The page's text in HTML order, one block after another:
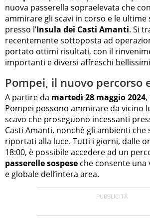
nuova passerella sopraelevata che
ammirare gli scavi in corso e le
presso l’Insula dei Casti Amanti. Si
recentemente sottoposta ad
portato ottimi risultati, con il
importanti e diversi affreschi
Pompei, il nuovo percorso
A partire da martedì 28 maggio 2024
Pompei possono ammirare da vicino
scavo che proseguono incessanti
Casti Amanti, nonché gli ambienti che
riportati alla luce. Tutti i giorni, dalle
18:00, è possibile accedere ad un
passerelle sospese che consente una
e globale dell’intera area.